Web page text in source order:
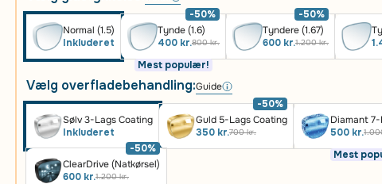
Normal (1.5)
Inkluderet
Tynde (1.6)
400 kr.800 kr.
Mest populær!
-50%
Tyndere (1.67)
600 kr.1.200 kr.
-50%
Vælg overfladebehandling:Guide
Sølv 3-Lags Coating
Inkluderet
Guld 5-Lags Coating
350 kr.700 kr.
-50%
Diamant
500 kr.
Mest
ClearDrive (Natkørsel)
600 kr.1.200 kr.
-50%